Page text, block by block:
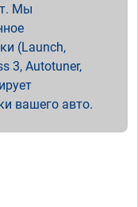
Мы
(Launch,
3, Autotuner,
вашего авто.